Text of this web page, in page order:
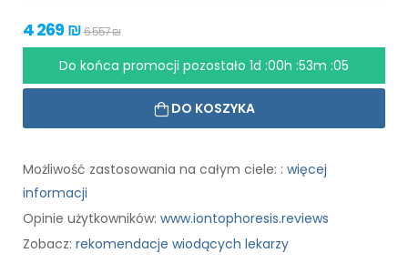
4 269 ₪6 557 ₪
Do końca promocji pozostało 1d :00h :53m :04
DO KOSZYKA
Możliwość zastosowania na całym ciele: : więcej
informacji
Opinie użytkowników: www.iontophoresis.reviews
Zobacz: rekomendacje wiodących lekarzy